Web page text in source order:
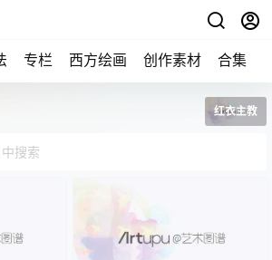
专栏 西方绘画 创作素材 合集
红衣主教